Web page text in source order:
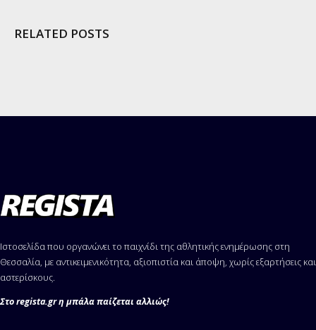
RELATED POSTS
Ιστοσελίδα που οργανώνει το παιχνίδι της αθλητικής ενημέρωσης στη
Θεσσαλία, με αντικειμενικότητα, αξιοπιστία και άποψη, χωρίς εξαρτήσεις και
αστερίσκους.
Στο regista.gr η μπάλα παίζεται αλλιώς!